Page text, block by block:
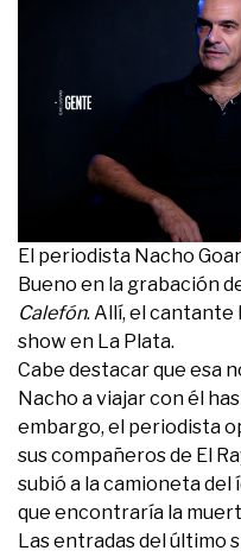
El periodista Nacho
Bueno en la grabación
Calefón. Allí, el cantante
show en La Plata.
Cabe destacar que esa
Nacho a viajar con él
embargo, el periodista
sus compañeros de El
subió a la camioneta
que encontraría la
Las entradas del último